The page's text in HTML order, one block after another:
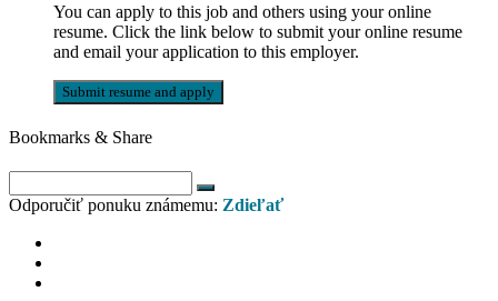
You can apply to this job and others using your online
resume. Click the link below to submit your online resume
and email your application to this employer.
Bookmarks & Share
Odporučiť ponuku známemu: Zdieľať